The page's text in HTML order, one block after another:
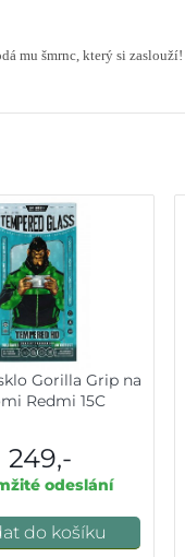
mu šmrnc, který si zaslouží!
Gorilla Grip na
Redmi 15C
249,-
odeslání
do košíku